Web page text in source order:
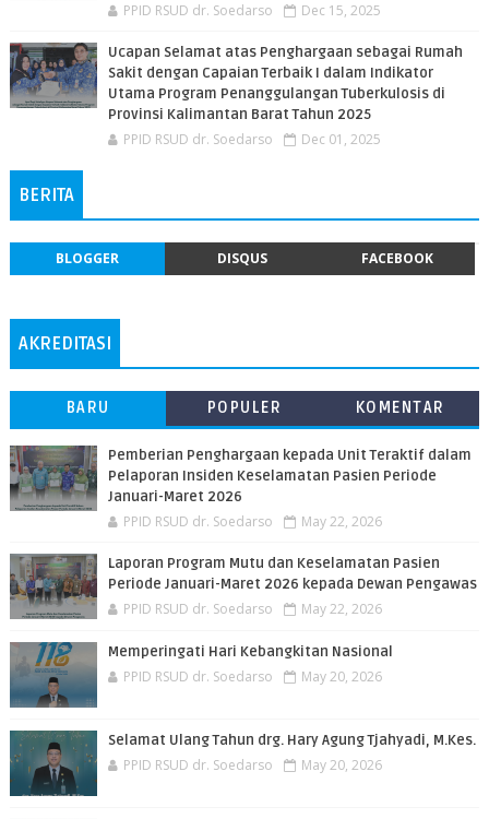
PPID RSUD dr. Soedarso Dec 15, 2025
Ucapan Selamat atas Penghargaan sebagai Rumah
Sakit dengan Capaian Terbaik I dalam Indikator
Utama Program Penanggulangan Tuberkulosis di
Provinsi Kalimantan Barat Tahun 2025
PPID RSUD dr. Soedarso Dec 01, 2025
BERITA
BLOGGER DISQUS FACEBOOK
AKREDITASI
BARU POPULER KOMENTAR
Pemberian Penghargaan kepada Unit Teraktif dalam
Pelaporan Insiden Keselamatan Pasien Periode
Januari-Maret 2026
PPID RSUD dr. Soedarso May 22, 2026
Laporan Program Mutu dan Keselamatan Pasien
Periode Januari-Maret 2026 kepada Dewan Pengawas
PPID RSUD dr. Soedarso May 22, 2026
Memperingati Hari Kebangkitan Nasional
PPID RSUD dr. Soedarso May 20, 2026
Selamat Ulang Tahun drg. Hary Agung Tjahyadi, M.Kes.
PPID RSUD dr. Soedarso May 20, 2026